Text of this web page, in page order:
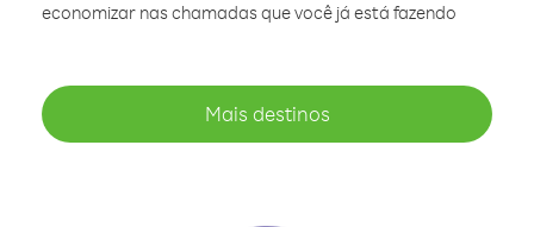
economizar nas chamadas que você já está fazendo
Mais destinos